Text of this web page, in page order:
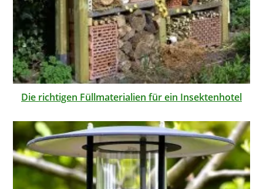
Die richtigen Füllmaterialien für ein Insektenhotel